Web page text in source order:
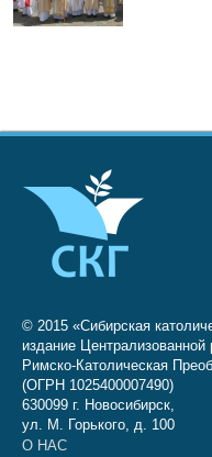
© 2015 «Сибирская
издание Централизованной
Римско-Католическая
(ОГРН 1025400007490)
630099 г. Новосибирск,
ул. М. Горького, д. 100
О НАС